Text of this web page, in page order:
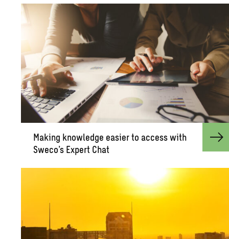
Mak­ing knowl­edge eas­ier to ac­cess with
Sweco’s Ex­pert Chat